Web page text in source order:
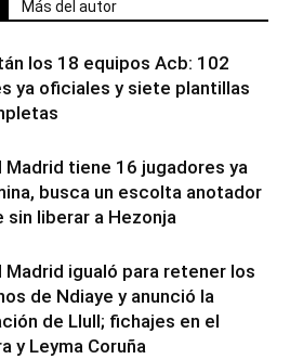
Más del autor
los 18 equipos Acb: 102
ya oficiales y siete plantillas
Madrid tiene 16 jugadores ya
busca un escolta anotador
sin liberar a Hezonja
Madrid igualó para retener los
de Ndiaye y anunció la
de Llull; fichajes en el
y Leyma Coruña